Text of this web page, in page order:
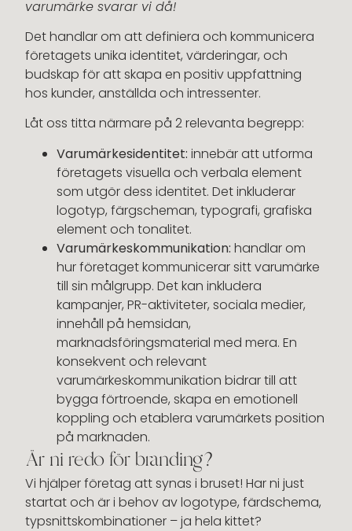
varumärke svarar vi då!
Det handlar om att definiera och kommunicera
företagets unika identitet, värderingar, och
budskap för att skapa en positiv uppfattning
hos kunder, anställda och intressenter.
Låt oss titta närmare på 2 relevanta begrepp:
Varumärkesidentitet: innebär att utforma
företagets visuella och verbala element
som utgör dess identitet. Det inkluderar
logotyp, färgscheman, typografi, grafiska
element och tonalitet.
Varumärkeskommunikation: handlar om
hur företaget kommunicerar sitt varumärke
till sin målgrupp. Det kan inkludera
kampanjer, PR-aktiviteter, sociala medier,
innehåll på hemsidan,
marknadsföringsmaterial med mera. En
konsekvent och relevant
varumärkeskommunikation bidrar till att
bygga förtroende, skapa en emotionell
koppling och etablera varumärkets position
på marknaden.
Är ni redo för branding?
Vi hjälper företag att synas i bruset! Har ni just
startat och är i behov av logotype, färdschema,
typsnittskombinationer – ja hela kittet?